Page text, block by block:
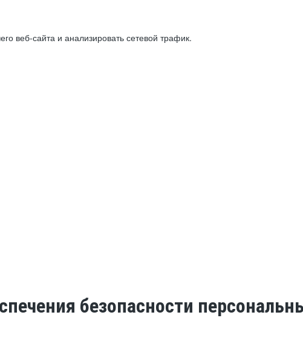
веб-сайта и анализировать сетевой трафик.
безопасности